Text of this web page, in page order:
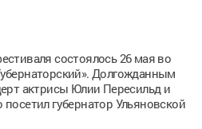
состоялось 26 мая во
Долгожданным
актрисы Юлии Пересильд и
губернатор Ульяновской